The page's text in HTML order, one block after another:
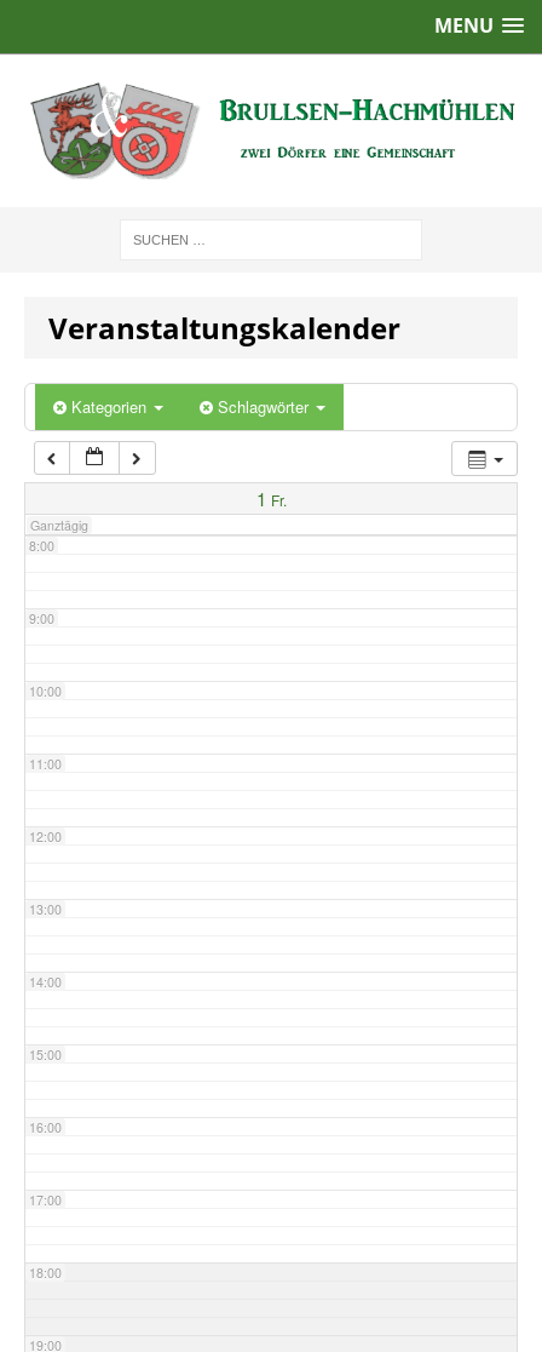
MENU
Veranstaltungskalender
Kategorien Schlagwörter
1 Fr.
Ganztägig
2:00
5:00
7:00
8:00
9:00
10:00
11:00
12:00
13:00
14:00
15:00
16:00
17:00
18:00
19:00